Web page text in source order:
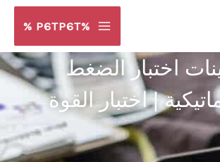
%P6TP6T %
اختبار الضغط
| اختبار القوة